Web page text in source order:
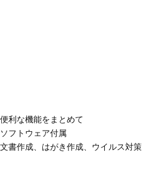
便利な機能をまとめて
ソフトウェア付属
文書作成、はがき作成、ウイルス対